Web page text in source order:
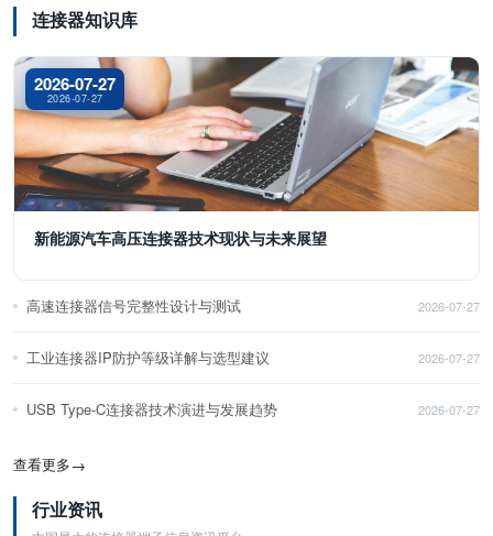
连接器知识库
2026-07-27
2026-07-27
新能源汽车高压连接器技术现状与未来展望
高速连接器信号完整性设计与测试 2026-07-27
工业连接器IP防护等级详解与选型建议 2026-07-27
USB Type-C连接器技术演进与发展趋势 2026-07-27
查看更多→
行业资讯